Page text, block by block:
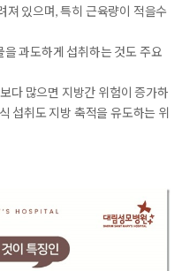
있으며, 특히 근육량이 적을수
과도하게 섭취하는 것도 주요
다 많으면 지방간 위험이 증가하
섭취도 지방 축적을 유도하는 위